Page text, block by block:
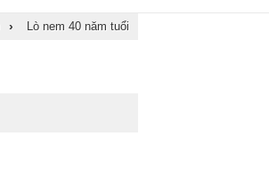
› Lò nem 40 năm tuổi